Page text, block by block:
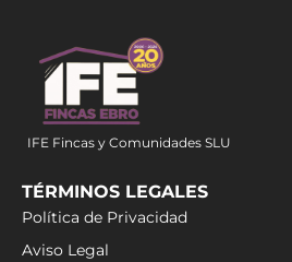
IFE Fincas y Comunidades SLU
TÉRMINOS LEGALES
Política de Privacidad
Aviso Legal